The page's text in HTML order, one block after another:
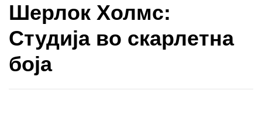
Шерлок Холмс:
Студија во скарлетна
боја